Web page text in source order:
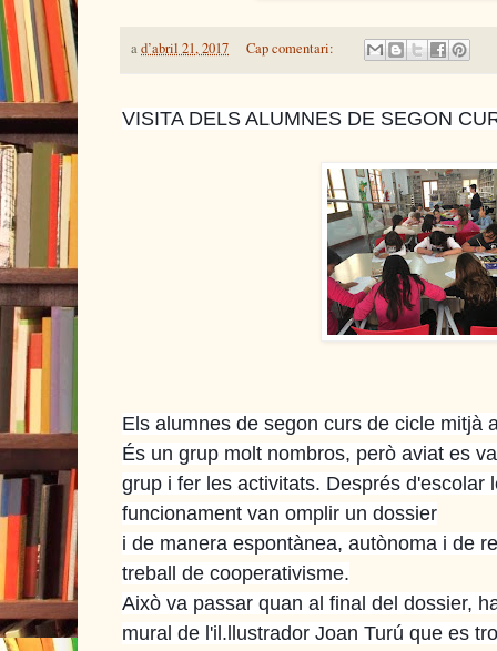
ad’abril 21, 2017 Cap comentari:
VISITA DELS ALUMNES DE SEGON
Els alumnes de segon curs de cicle mitjà
És un grup molt nombros, però aviat es
grup i fer les activitats. Després d'escolar
funcionament van omplir un dossier
i de manera espontànea, autònoma i de
treball de cooperativisme.
Això va passar quan al final del dossier,
mural de l'il.llustrador Joan Turú que es